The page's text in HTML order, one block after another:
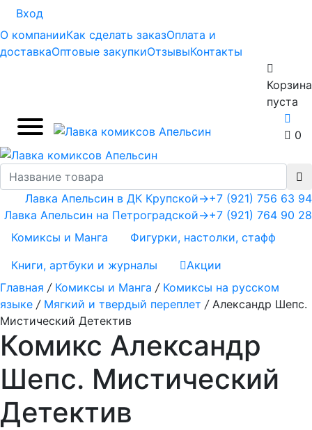
Вход
О компанииКак сделать заказОплата и
доставкаОптовые закупкиОтзывыКонтакты
Корзина
пуста
0
+7 (921) 756 63 94
+7 (921) 764 90 28
Лавка Апельсин в ДК Крупской→
Лавка Апельсин на Петроградской→
Комиксы и Манга
Фигурки, настолки, стафф
Книги, артбуки и журналы
Акции
Главная / Комиксы и Манга / Комиксы на русском
языке / Мягкий и твердый переплет / Александр Шепс.
Мистический Детектив
Комикс Александр
Шепс. Мистический
Детектив